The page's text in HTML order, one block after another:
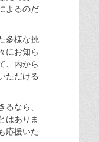
よるのだ
多様な挑
にお知ら
、内から
ただける
なら、
はありま
応援いた